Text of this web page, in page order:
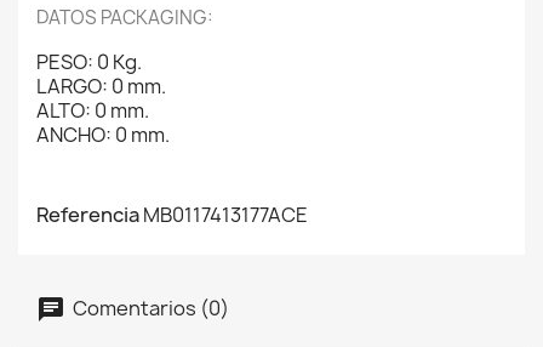
DATOS PACKAGING:
PESO: 0 Kg.
LARGO: 0 mm.
ALTO: 0 mm.
ANCHO: 0 mm.
ReferenciaMB0117413177ACE
Comentarios (0)